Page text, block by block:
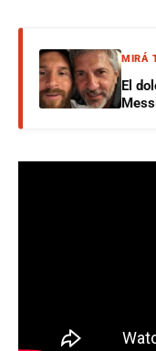
MIRÁ
El